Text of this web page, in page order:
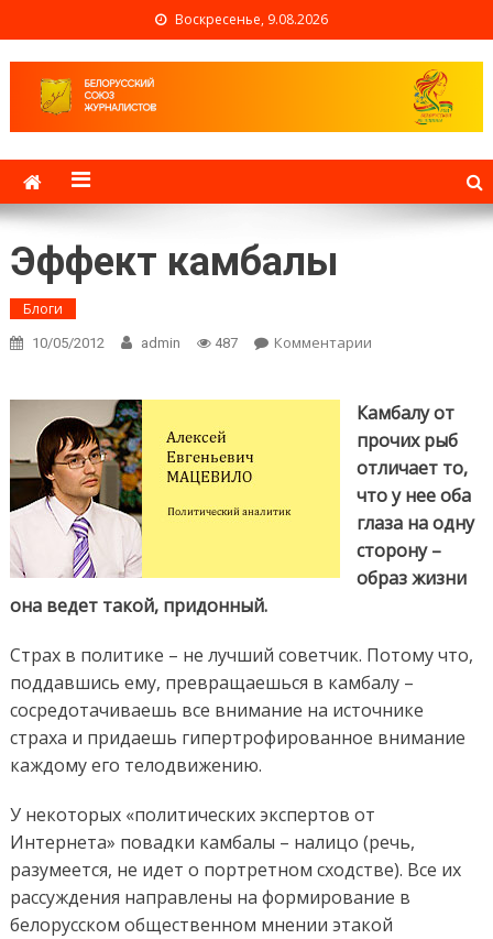
Воскресенье, 9.08.2026
Белорусский союз
журналистов
Эффект камбалы
Блоги
10/05/2012 admin 487 Комментарии
Камбалу от
прочих рыб
отличает то,
что у нее оба
глаза на одну
сторону –
образ жизни
она ведет такой, придонный.
Страх в политике – не лучший советчик. Потому что,
поддавшись ему, превращаешься в камбалу –
сосредотачиваешь все внимание на источнике
страха и придаешь гипертрофированное внимание
каждому его телодвижению.
У некоторых «политических экспертов от
Интернета» повадки камбалы – налицо (речь,
разумеется, не идет о портретном сходстве). Все их
рассуждения направлены на формирование в
белорусском общественном мнении этакой